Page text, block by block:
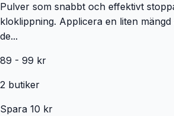
Pulver som snabbt och effektivt
kloklippning. Applicera en liten
de...
89 - 99 kr
2 butiker
Spara 10 kr